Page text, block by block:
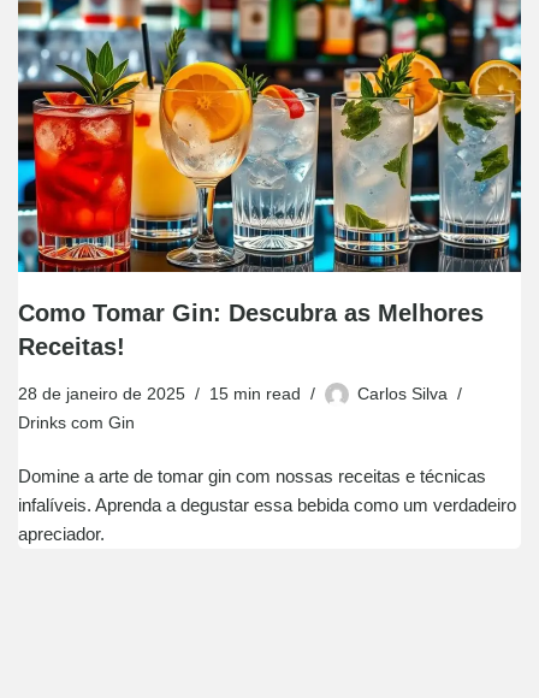
Como Tomar Gin: Descubra as Melhores
Receitas!
28 de janeiro de 2025 15 min read
Carlos Silva
Drinks com Gin
Domine a arte de tomar gin com nossas receitas e técnicas
infalíveis. Aprenda a degustar essa bebida como um verdadeiro
apreciador.